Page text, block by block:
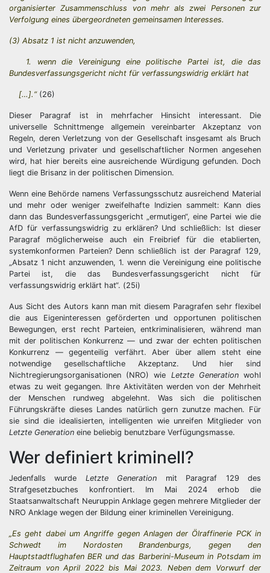
organisierter Zusammenschluss von mehr als zwei Personen zur
Verfolgung eines übergeordneten gemeinsamen Interesses.
(3) Absatz 1 ist nicht anzuwenden,
1. wenn die Vereinigung eine politische Partei ist, die das
Bundesverfassungsgericht nicht für verfassungswidrig erklärt hat
[…].“(26)
Dieser Paragraf ist in mehrfacher Hinsicht interessant. Die
universelle Schnittmenge allgemein vereinbarter Akzeptanz von
Regeln, deren Verletzung von der Gesellschaft insgesamt als Bruch
und Verletzung privater und gesellschaftlicher Normen angesehen
wird, hat hier bereits eine ausreichende Würdigung gefunden. Doch
liegt die Brisanz in der politischen Dimension.
Wenn eine Behörde namens Verfassungsschutz ausreichend Material
und mehr oder weniger zweifelhafte Indizien sammelt: Kann dies
dann das Bundesverfassungsgericht „ermutigen“, eine Partei wie die
AfD für verfassungswidrig zu erklären? Und schließlich: Ist dieser
Paragraf möglicherweise auch ein Freibrief für die etablierten,
systemkonformen Parteien? Denn schließlich ist der Paragraf 129,
„Absatz 1 nicht anzuwenden, 1. wenn die Vereinigung eine politische
Partei ist, die das Bundesverfassungsgericht nicht für
verfassungswidrig erklärt hat“. (25i)
Aus Sicht des Autors kann man mit diesem Paragrafen sehr flexibel
die aus Eigeninteressen geförderten und opportunen politischen
Bewegungen, erst recht Parteien, entkriminalisieren, während man
mit der politischen Konkurrenz — und zwar der echten politischen
Konkurrenz — gegenteilig verfährt. Aber über allem steht eine
notwendige gesellschaftliche Akzeptanz. Und hier sind
Nichtregierungsorganisationen (NRO) wie Letzte Generationwohl
etwas zu weit gegangen. Ihre Aktivitäten werden von der Mehrheit
der Menschen rundweg abgelehnt. Was sich die politischen
Führungskräfte dieses Landes natürlich gern zunutze machen. Für
sie sind die idealisierten, intelligenten wie unreifen Mitglieder von
Letzte Generation eine beliebig benutzbare Verfügungsmasse.
Wer definiert kriminell?
Jedenfalls wurde Letzte Generation mit Paragraf 129 des
Strafgesetzbuches konfrontiert. Im Mai 2024 erhob die
Staatsanwaltschaft Neuruppin Anklage gegen mehrere Mitglieder der
NRO Anklage wegen der Bildung einer kriminellen Vereinigung.
„Es geht dabei um Angriffe gegen Anlagen der Ölraffinerie PCK in
Schwedt im Nordosten Brandenburgs, gegen den
Hauptstadtflughafen BER und das Barberini-Museum in Potsdam im
Zeitraum von April 2022 bis Mai 2023. Neben dem Vorwurf der